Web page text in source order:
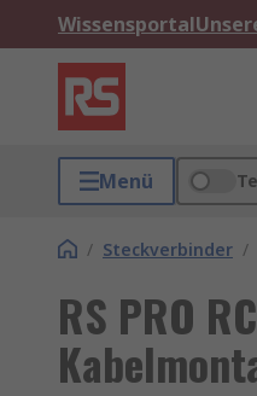
Wissensportal
Menü
/ Steckverbinder /
RS PRO